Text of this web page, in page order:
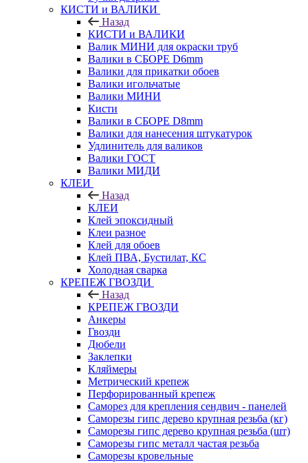
КИСТИ и ВАЛИКИ
Назад
КИСТИ и ВАЛИКИ
Валик МИНИ для окраски труб
Валики в СБОРЕ D6mm
Валики для прикатки обоев
Валики игольчатые
Валики МИНИ
Кисти
Валики в СБОРЕ D8mm
Валики для нанесения штукатурок
Удлинитель для валиков
Валики ГОСТ
Валики МИДИ
КЛЕИ
Назад
КЛЕИ
Клей эпоксидный
Клеи разное
Клей для обоев
Клей ПВА, Бустилат, КС
Холодная сварка
КРЕПЕЖ ГВОЗДИ
Назад
КРЕПЕЖ ГВОЗДИ
Анкеры
Гвозди
Дюбели
Заклепки
Кляймеры
Метрический крепеж
Перфорированный крепеж
Саморез для крепления сендвич - панелей
Саморезы гипс дерево крупная резьба (кг)
Саморезы гипс дерево крупная резьба (шт)
Саморезы гипс металл частая резьба
Саморезы кровельные